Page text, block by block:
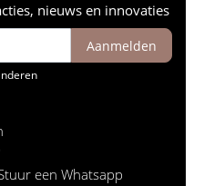
nieuws en innovaties
Aanmelden
een Whatsapp